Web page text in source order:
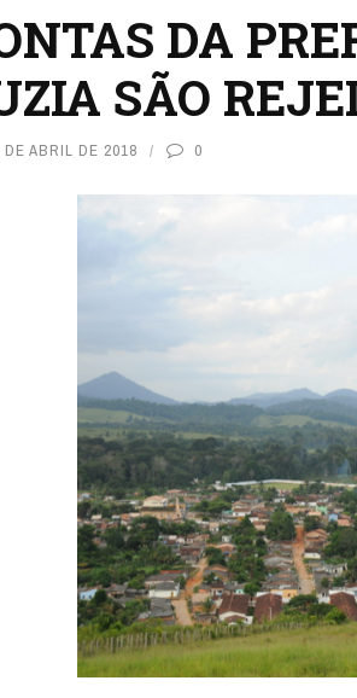
DA
SÃO
DE ABRIL DE 2018 0